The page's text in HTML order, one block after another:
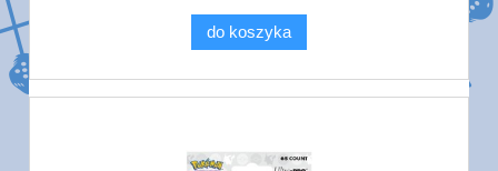
do koszyka